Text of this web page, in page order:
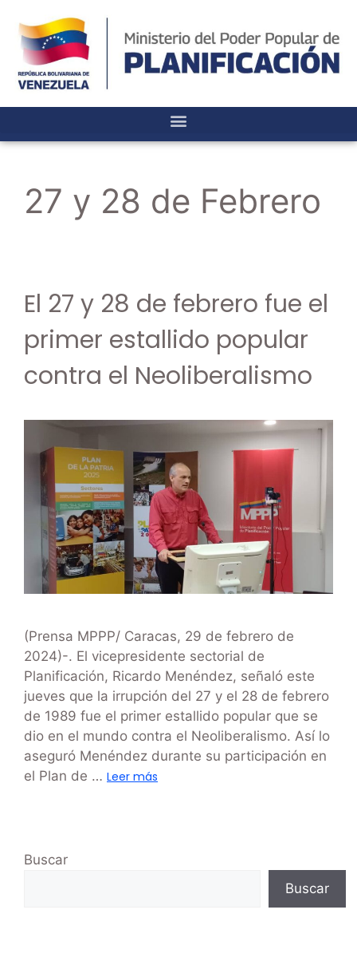
27 y 28 de Febrero
El 27 y 28 de febrero fue el
primer estallido popular
contra el Neoliberalismo
(Prensa MPPP/ Caracas, 29 de febrero de
2024)-. El vicepresidente sectorial de
Planificación, Ricardo Menéndez, señaló este
jueves que la irrupción del 27 y el 28 de febrero
de 1989 fue el primer estallido popular que se
dio en el mundo contra el Neoliberalismo. Así lo
aseguró Menéndez durante su participación en
el Plan de … Leer más
Buscar
Buscar